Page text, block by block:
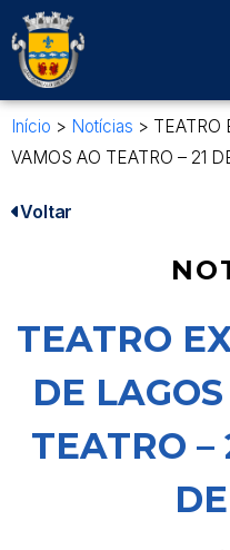
Início > Notícias > TEATRO
VAMOS AO TEATRO – 21
Voltar
TEATRO
DE
TEATRO –